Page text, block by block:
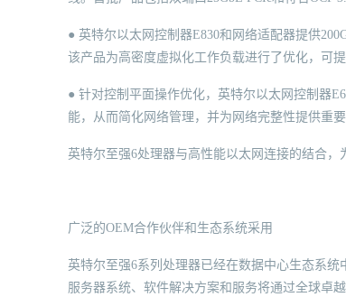
● 英特尔以太网控制器E830和网络适配器提供
该产品为高密度虚拟化工作负载进行了优化，可
● 针对控制平面操作优化，英特尔以太网控制器
能，从而简化网络管理，并为网络完整性提供重要
英特尔至强6处理器与高性能以太网连接的结合，
广泛的OEM合作伙伴和生态系统采用
英特尔至强6系列处理器已经在数据中心生态系
服务器系统、软件解决方案和服务将通过全球卓